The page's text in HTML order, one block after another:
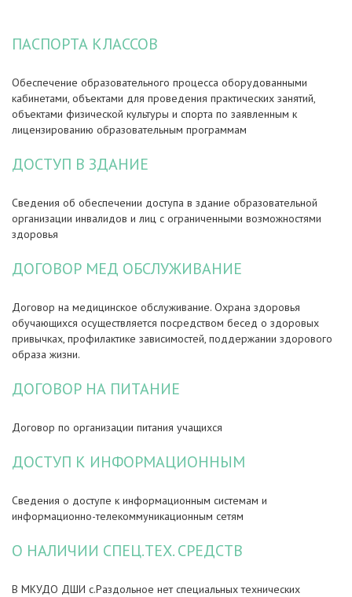
ПАСПОРТА КЛАССОВ
Обеспечение образовательного процесса оборудованными
кабинетами, объектами для проведения практических занятий,
объектами физической культуры и спорта по заявленным к
лицензированию образовательным программам
ДОСТУП В ЗДАНИЕ
Сведения об обеспечении доступа в здание образовательной
организации инвалидов и лиц с ограниченными возможностями
здоровья
ДОГОВОР МЕД ОБСЛУЖИВАНИЕ
Договор на медицинское обслуживание. Охрана здоровья
обучающихся осуществляется посредством бесед о здоровых
привычках, профилактике зависимостей, поддержании здорового
образа жизни.
ДОГОВОР НА ПИТАНИЕ
Договор по организации питания учащихся
ДОСТУП К ИНФОРМАЦИОННЫМ
Сведения о доступе к информационным системам и
информационно-телекоммуникационным сетям
О НАЛИЧИИ СПЕЦ.ТЕХ. СРЕДСТВ
В МКУДО ДШИ с.Раздольное нет специальных технических